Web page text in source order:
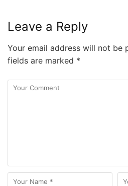
Leave a Reply
Your email address will not be
fields are marked *